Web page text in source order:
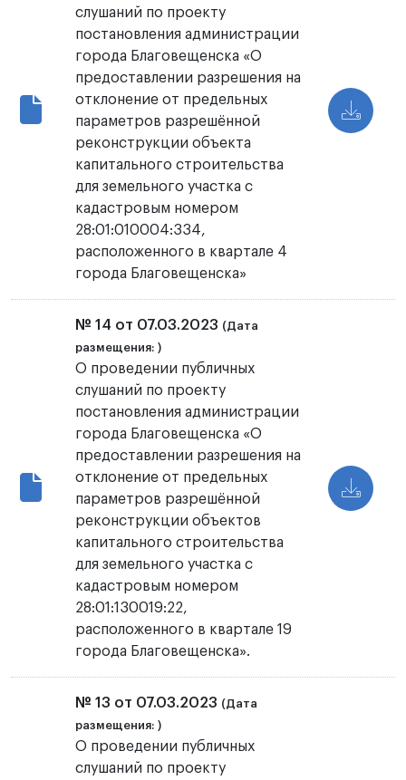
слушаний по проекту
постановления администрации
города Благовещенска «О
предоставлении разрешения на
отклонение от предельных
параметров разрешённой
реконструкции объекта
капитального строительства
для земельного участка с
кадастровым номером
28:01:010004:334,
расположенного в квартале 4
города Благовещенска»
№ 14 от 07.03.2023 (Дата
размещения: )
О проведении публичных
слушаний по проекту
постановления администрации
города Благовещенска «О
предоставлении разрешения на
отклонение от предельных
параметров разрешённой
реконструкции объектов
капитального строительства
для земельного участка с
кадастровым номером
28:01:130019:22,
расположенного в квартале 19
города Благовещенска».
№ 13 от 07.03.2023 (Дата
размещения: )
О проведении публичных
слушаний по проекту